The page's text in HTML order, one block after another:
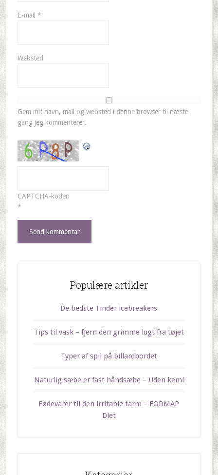
E-mail *
Websted
Gem mit navn, mail og websted i denne browser til næste
gang jeg kommenterer.
CAPTCHA-koden
*
Populære artikler
De bedste Tinder icebreakers
Tips til vask – fjern den grimme lugt fra tøjet
Typer af spil på billardbordet
Naturlig sæbe er fast håndsæbe – Uden kemi
Fødevarer til den irritable tarm – FODMAP
Diet